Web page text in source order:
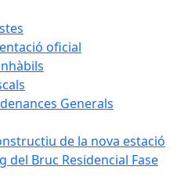
oficial
Generals
de la nova estació
del Bruc Residencial Fase